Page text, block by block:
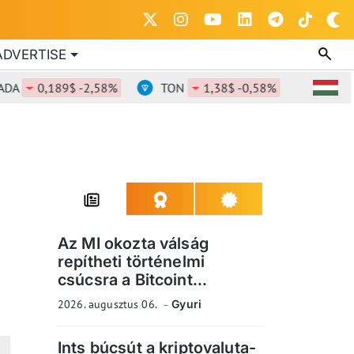
0,189$ -2,58% TON 1,38$ -0,58%
Az MI okozta válság
repítheti történelmi
csúcsra a Bitcoint...
2026. augusztus 06. Gyuri
Ints búcsút a kriptovaluta-